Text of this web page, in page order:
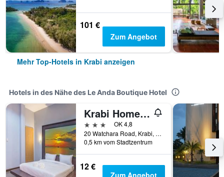
101 €
Zum Angebot
Mehr Top-Hotels in Krabi anzeigen
Hotels in des Nähe des Le Anda Boutique Hotel
Krabi Home Town Boutique
3 Sterne
OK 4,8
20 Watchara Road, Krabi, Thailand
0,5 km vom Stadtzentrum
12 €
Zum Angebot